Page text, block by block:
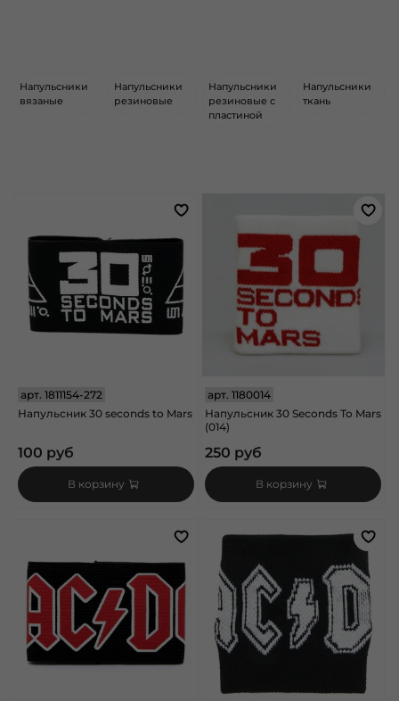
Напульсники
вязаные
Напульсники
резиновые
Напульсники
резиновые с
пластиной
Напульсники
ткань
арт. 1811154-272
Напульсник 30 seconds to Mars
100 руб
В корзину
арт.1180014
Напульсник 30 Seconds To Mars
(014)
250 руб
В корзину